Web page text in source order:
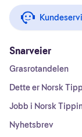
Snarveier
Grasrotandelen
Dette er Norsk
Jobb i Norsk
Nyhetsbrev